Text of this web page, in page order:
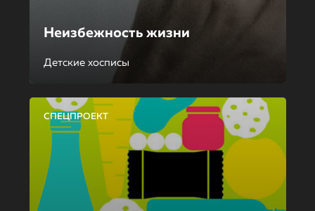
Неизбежность жизни
Детские хосписы
СПЕЦПРОЕКТ